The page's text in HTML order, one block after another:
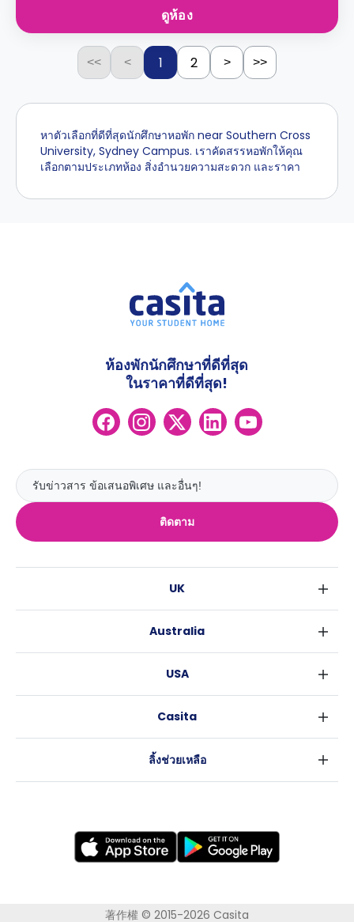
ดูห้อง
<< < 1 2 > >>
หาตัวเลือกที่ดีที่สุดนักศึกษาหอพัก near Southern Cross
University, Sydney Campus. เราคัดสรรหอพักให้คุณ
เลือกตามประเภทห้อง สิ่งอำนวยความสะดวก และราคา
ติดตาม
ห้องพักนักศึกษาที่ดีที่สุด
ในราคาที่ดีที่สุด!
UK
เอดินเบอระ
ลีดส์
โคเวนทรี
เลสเตอร์
นิวแคสเซิล
Australia
บริสเบน
อะเดลายด์
USA
แอตแลนตา
Casita
ลิ้งช่วยเหลือ
著作權 © 2015-2026 Casita